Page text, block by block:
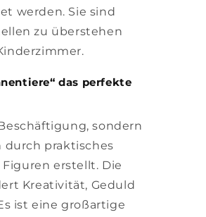
werden. Sie sind
zu überstehen
das perfekte
sondern
durch praktisches
erstellt. Die
Kreativität, Geduld
ist eine großartige